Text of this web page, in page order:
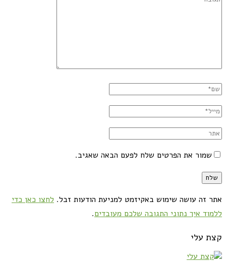
שמור את הפרטים שלח לפעם הבאה שאגיב.
אתר זה עושה שימוש באקיזמט למניעת הודעות זבל. לחצו כאן כדי
ללמוד איך נתוני התגובה שלכם מעובדים.
קצת עלי